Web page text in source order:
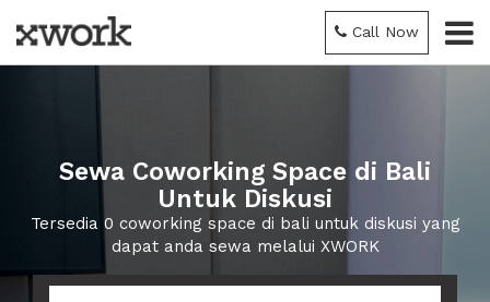
Call Now
Sewa Coworking Space di Bali
Untuk Diskusi
Tersedia 0 coworking space di bali untuk diskusi yang
dapat anda sewa melalui XWORK